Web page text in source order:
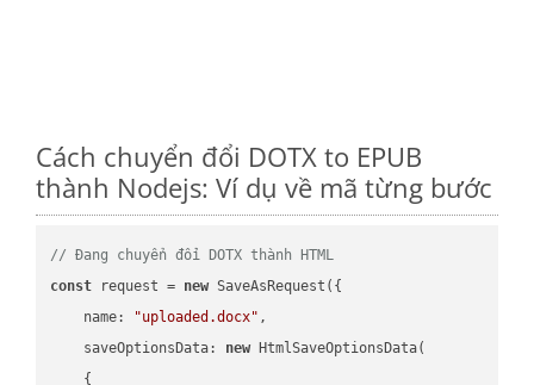
Cách chuyển đổi DOTX to EPUB
thành Nodejs: Ví dụ về mã từng bước
// Đang chuyển đổi DOTX thành HTML
const request = new SaveAsRequest({
name: "uploaded.docx" ,
saveOptionsData: new HtmlSaveOptionsData(
    {